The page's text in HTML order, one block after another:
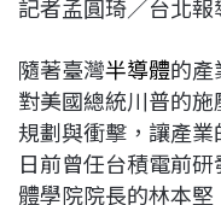
c
b
o
o
k
n
r
a
d
s
記者孟圓琦／台北報
隨著臺灣半導體的產
對美國總統川普的
規劃與衝擊，讓產業
日前曾任台積電前
體學院院長的林本